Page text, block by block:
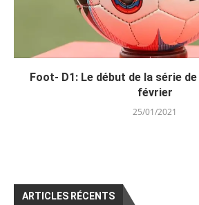
Foot- D1: Le début de la série
février
25/01/2021
ARTICLES RÉCENTS